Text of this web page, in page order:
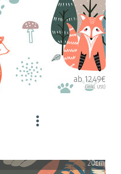
ab 12.49€
(inkl. USt)
20cm